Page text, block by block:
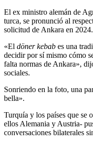
El ex ministro alemán de
turca, se pronunció al
solicitud de Ankara en 2024.
«El döner kebab es una
decidir por sí mismo cómo
falta normas de Ankara»,
sociales.
Sonriendo en la foto, una
bella».
Turquía y los países que se
ellos Alemania y Austria-
conversaciones bilaterales